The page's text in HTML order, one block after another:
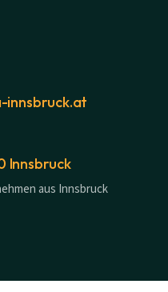
innsbruck.at
Innsbruck
aus Innsbruck